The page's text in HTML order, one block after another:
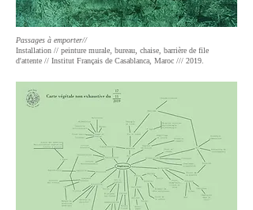
Passages à emporter//
Installation // peinture murale, bureau, chaise, barrière de file
d'attente // Institut Français de Casablanca, Maroc /// 2019.